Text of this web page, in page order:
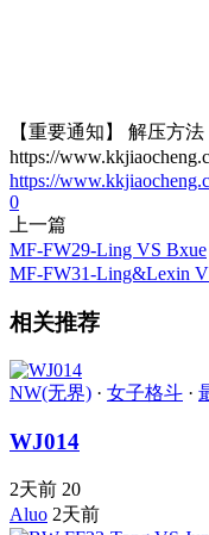
【重要通知】 解压方法
https://
https://
0
上一篇
MF-FW29-Ling VS Bxue
MF-FW31-Ling&Lexin
相关推荐
NW(无界) · 女子格斗 ·
WJ014
2天前 20
Aluo 2天前